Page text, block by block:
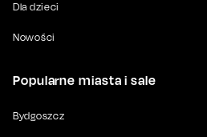
Dla dzieci
Nowości
Popularne miasta i sale
Bydgoszcz